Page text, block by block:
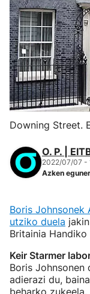
Downing Street.
O. P. |
2022/07/07 -
Azken
Boris Johnsonek
utziko duela
Britainia
Keir Starmer
Boris Johnsonen
adierazi du,
beharko